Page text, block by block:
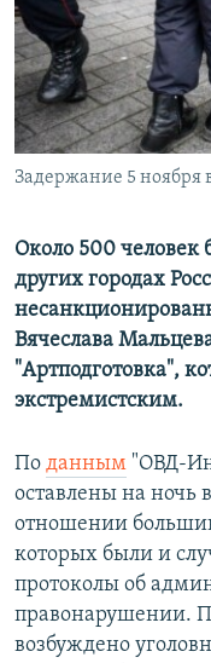
ПОБЕДИТЕЛЕЙ НЕ
КРЫМ.НЕПОКОРЕННЫЙ
ELIFBE
УКРАИНСКАЯ
ПРИСОЕДИНЯЙТЕСЬ!
Все сайты RFE/RL
Задержание 5 ноября
Около 500
других городах
Вячеслава
"Артподготовка",
экстремистским.
По данным "ОВД-
оставлены на ночь
отношении
которых были и
протоколы об
правонарушении.
возбуждено